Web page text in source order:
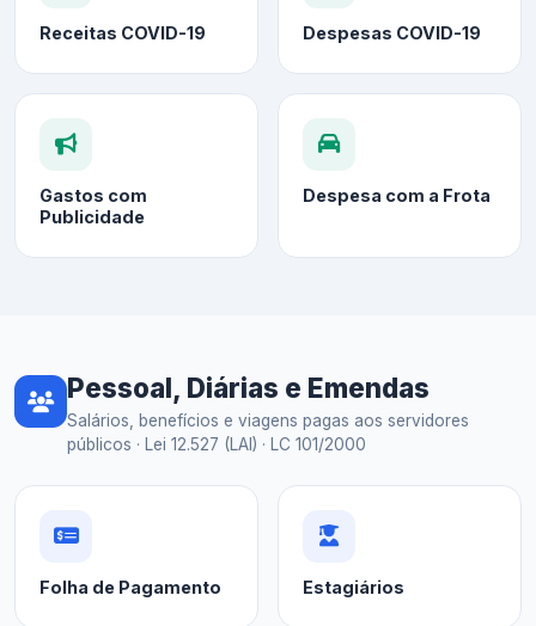
Receitas COVID-19 Despesas COVID-19
Gastos com
Publicidade
Despesa com a Frota
Pessoal, Diárias e Emendas
Salários, benefícios e viagens pagas aos servidores
públicos · Lei 12.527 (LAI) · LC 101/2000
Folha de Pagamento Estagiários